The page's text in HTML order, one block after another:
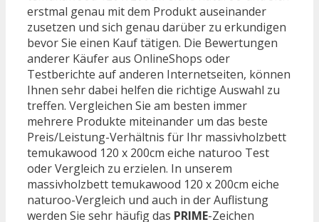
erstmal genau mit dem Produkt auseinander
zusetzen und sich genau darüber zu erkundigen
bevor Sie einen Kauf tätigen. Die Bewertungen
anderer Käufer aus OnlineShops oder
Testberichte auf anderen Internetseiten, können
Ihnen sehr dabei helfen die richtige Auswahl zu
treffen. Vergleichen Sie am besten immer
mehrere Produkte miteinander um das beste
Preis/Leistung-Verhältnis für Ihr massivholzbett
temukawood 120 x 200cm eiche naturoo Test
oder Vergleich zu erzielen. In unserem
massivholzbett temukawood 120 x 200cm eiche
naturoo-Vergleich und auch in der Auflistung
werden Sie sehr häufig das PRIME-Zeichen